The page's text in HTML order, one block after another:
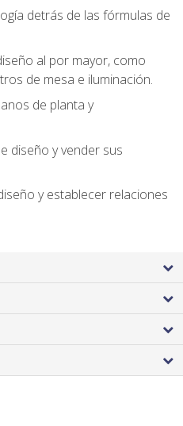
detrás de las fórmulas de
al por mayor, como
de mesa e iluminación.
de planta y
diseño y vender sus
y establecer relaciones